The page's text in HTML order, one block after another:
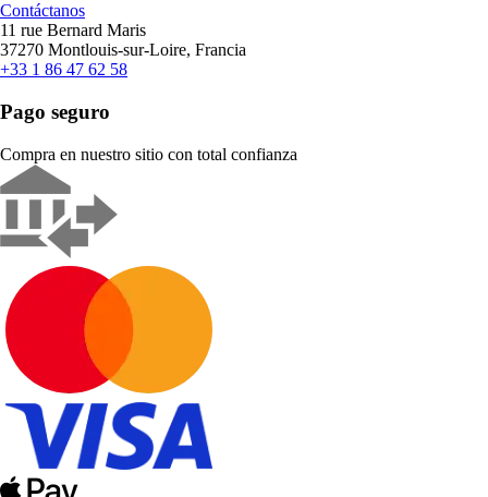
Contáctanos
11 rue Bernard Maris
37270 Montlouis-sur-Loire, Francia
+33 1 86 47 62 58
Pago seguro
Compra en nuestro sitio con total confianza